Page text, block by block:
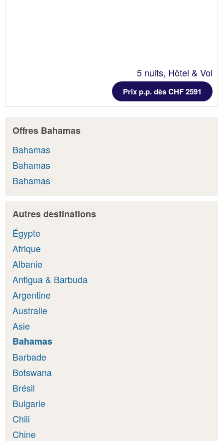
5 nuits, Hôtel & Vol
Prix p.p. dès CHF 2591
Offres Bahamas
Bahamas
Bahamas
Bahamas
Autres destinations
Égypte
Afrique
Albanie
Antigua & Barbuda
Argentine
Australie
Asie
Bahamas
Barbade
Botswana
Brésil
Bulgarie
Chili
Chine